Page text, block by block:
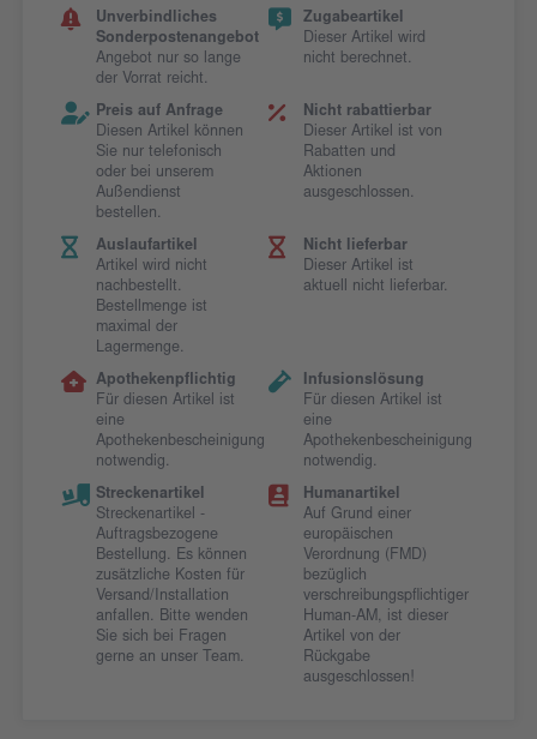
Unverbindliches
Sonderpostenangebot
Angebot nur so lange
der Vorrat reicht.
Zugabeartikel
Dieser Artikel wird
nicht berechnet.
Preis auf Anfrage
Diesen Artikel können
Sie nur telefonisch
oder bei unserem
Außendienst
bestellen.
Nicht rabattierbar
Dieser Artikel ist von
Rabatten und
Aktionen
ausgeschlossen.
Auslaufartikel
Artikel wird nicht
nachbestellt.
Bestellmenge ist
maximal der
Lagermenge.
Nicht lieferbar
Dieser Artikel ist
aktuell nicht lieferbar.
Apothekenpflichtig
Für diesen Artikel ist
eine
Apothekenbescheinigung
notwendig.
Infusionslösung
Für diesen Artikel ist
eine
Apothekenbescheinigung
notwendig.
Streckenartikel
Streckenartikel -
Auftragsbezogene
Bestellung. Es können
zusätzliche Kosten für
Versand/Installation
anfallen. Bitte wenden
Sie sich bei Fragen
gerne an unser Team.
Humanartikel
Auf Grund einer
europäischen
Verordnung (FMD)
bezüglich
verschreibungspflichtiger
Human-AM, ist dieser
Artikel von der
Rückgabe
ausgeschlossen!